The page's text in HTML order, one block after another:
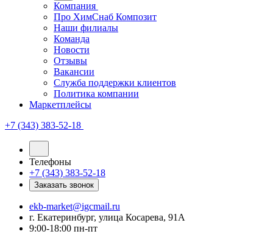
Компания
Про ХимСнаб Композит
Наши филиалы
Команда
Новости
Отзывы
Вакансии
Служба поддержки клиентов
Политика компании
Маркетплейсы
+7 (343) 383-52-18
Телефоны
+7 (343) 383-52-18
Заказать звонок
ekb-market@igcmail.ru
г. Екатеринбург, улица Косарева, 91А
9:00-18:00 пн-пт